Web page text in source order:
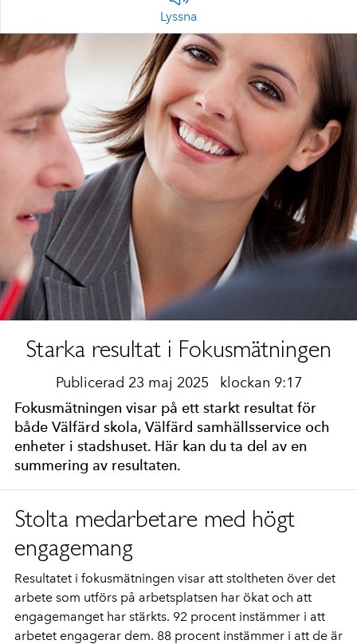
Lyssna
Starka resultat i Fokusmätningen
Publicerad 23 maj 2025 klockan 9:17
Fokusmätningen visar på ett starkt resultat för
både Välfärd skola, Välfärd samhällsservice och
enheter i stadshuset. Här kan du ta del av en
summering av resultaten.
Stolta medarbetare med högt
engagemang
Resultatet i fokusmätningen visar att stoltheten över det
arbete som utförs på arbetsplatsen har ökat och att
engagemanget har stärkts. 92 procent instämmer i att
arbetet engagerar dem. 88 procent instämmer i att de är